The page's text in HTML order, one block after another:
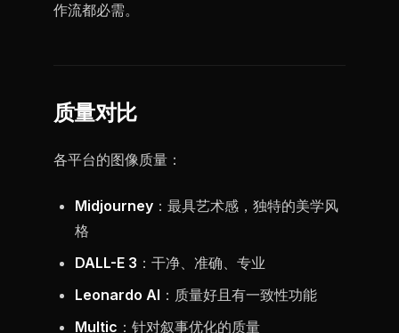
作流都必需。
质量对比
各平台的图像质量：
Midjourney ：最具艺术感，独特的美学风
格
DALL-E 3 ：干净、准确、专业
Leonardo AI ：质量好且有一致性功能
Multic ：针对叙事优化的质量